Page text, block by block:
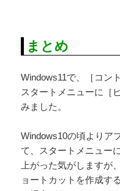
まとめ
Windows11で、［コン
スタートメニューに［
みました。
Windows10の頃よりア
て、スタートメニュー
上がった気がしますが
ョートカットを作成す